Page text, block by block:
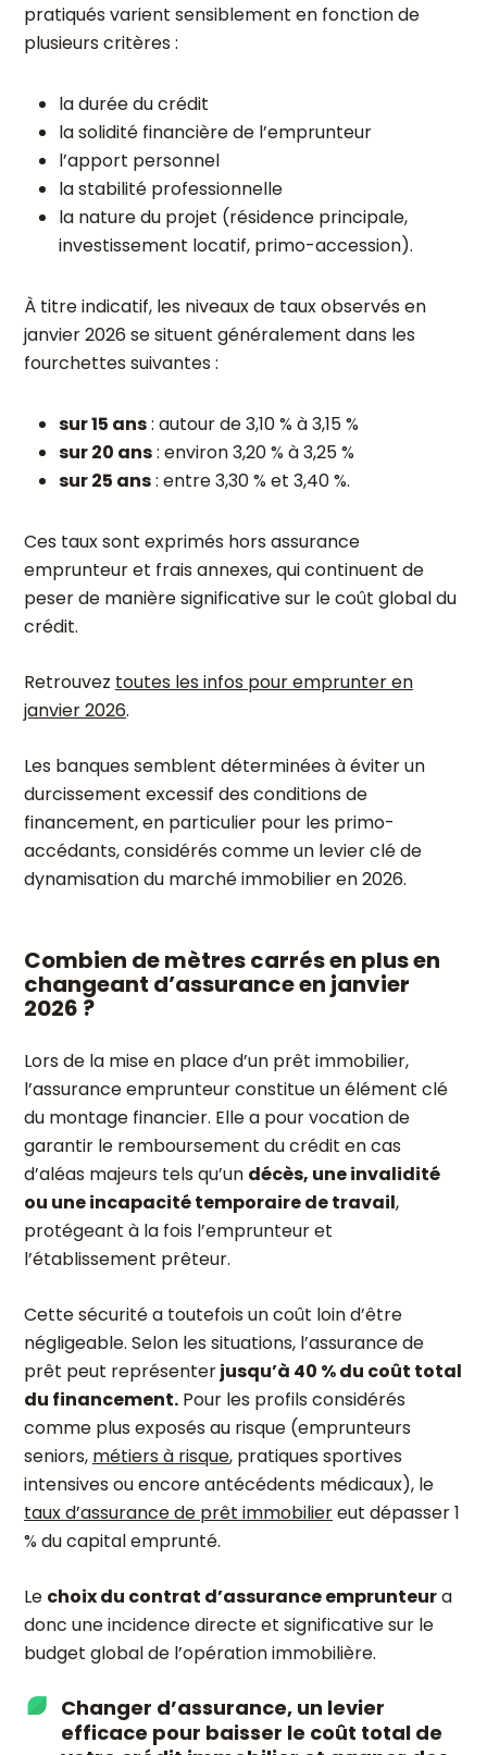
pratiqués varient sensiblement en fonction de
plusieurs critères :
la durée du crédit
la solidité financière de l’emprunteur
l’apport personnel
la stabilité professionnelle
la nature du projet (résidence principale,
investissement locatif, primo-accession).
À titre indicatif, les niveaux de taux observés en
janvier 2026 se situent généralement dans les
fourchettes suivantes :
sur 15 ans: autour de 3,10 % à 3,15 %
sur 20 ans: environ 3,20 % à 3,25 %
sur 25 ans: entre 3,30 % et 3,40 %.
Ces taux sont exprimés hors assurance
emprunteur et frais annexes, qui continuent de
peser de manière significative sur le coût global du
crédit.
Retrouvez toutes les infos pour emprunter en
janvier 2026.
Les banques semblent déterminées à éviter un
durcissement excessif des conditions de
financement, en particulier pour les primo-
accédants, considérés comme un levier clé de
dynamisation du marché immobilier en 2026.
Combien de mètres carrés en plus en
changeant d’assurance en janvier
2026 ?
Lors de la mise en place d’un prêt immobilier,
l’assurance emprunteur constitue un élément clé
du montage financier. Elle a pour vocation de
garantir le remboursement du crédit en cas
d’aléas majeurs tels qu’un décès, une invalidité
ou une incapacité temporaire de travail,
protégeant à la fois l’emprunteur et
l’établissement prêteur.
Cette sécurité a toutefois un coût loin d’être
négligeable. Selon les situations, l’assurance de
prêt peut représenterjusqu’à 40 % du coût total
du financement. Pour les profils considérés
comme plus exposés au risque (emprunteurs
seniors, métiers à risque, pratiques sportives
intensives ou encore antécédents médicaux), le
taux d’assurance de prêt immobiliereut dépasser 1
% du capital emprunté.
Le choix du contrat d’assurance emprunteura
donc une incidence directe et significative sur le
budget global de l’opération immobilière.
Changer d’assurance, un levier
efficace pour baisser le coût total de